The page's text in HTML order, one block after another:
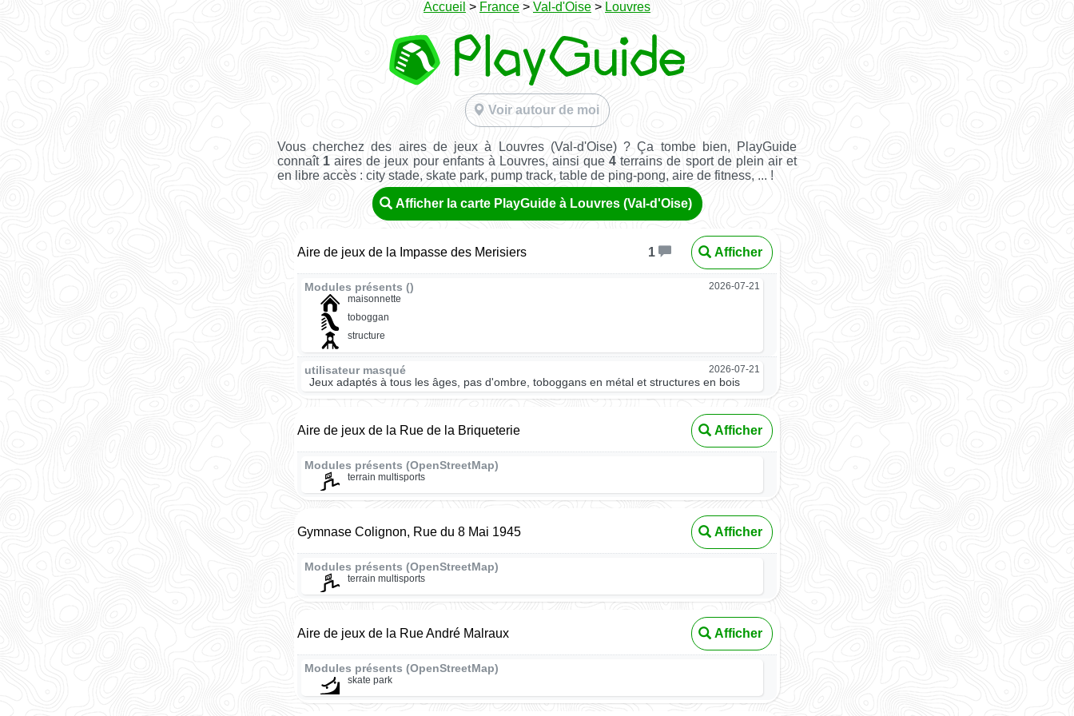
Accueil > France > Val-d'Oise > Louvres
Voir autour de moi
Vous cherchez des aires de jeux à Louvres (Val-d'Oise) ? Ça tombe bien, PlayGuide
connaît 1 aires de jeux pour enfants à Louvres, ainsi que4 terrains de sport de plein air et
en libre accès : city stade, skate park, pump track, table de ping-pong, aire de fitness, ... !
Afficher la carte PlayGuide à Louvres (Val-d'Oise)
Aire de jeux de la Impasse des Merisiers 1 Afficher
Modules présents () 2026-07-21
maisonnette
toboggan
structure
utilisateur masqué 2026-07-21
Jeux adaptés à tous les âges, pas d'ombre, toboggans en métal et structures en bois
Aire de jeux de la Rue de la Briqueterie Afficher
Modules présents (OpenStreetMap)
terrain multisports
Gymnase Colignon, Rue du 8 Mai 1945 Afficher
Modules présents (OpenStreetMap)
terrain multisports
Aire de jeux de la Rue André Malraux Afficher
Modules présents (OpenStreetMap)
skate park